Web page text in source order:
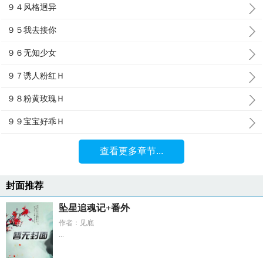
９４风格迥异
９５我去接你
９６无知少女
９７诱人粉红Ｈ
９８粉黄玫瑰Ｈ
９９宝宝好乖Ｈ
查看更多章节...
封面推荐
坠星追魂记+番外
作者：见底
...